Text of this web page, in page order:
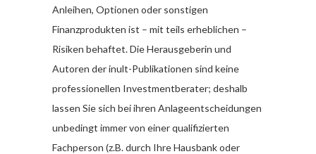
Anleihen, Optionen oder sonstigen
Finanzprodukten ist – mit teils erheblichen –
Risiken behaftet. Die Herausgeberin und
Autoren der inult-Publikationen sind keine
professionellen Investmentberater; deshalb
lassen Sie sich bei ihren Anlageentscheidungen
unbedingt immer von einer qualifizierten
Fachperson (z.B. durch Ihre Hausbank oder